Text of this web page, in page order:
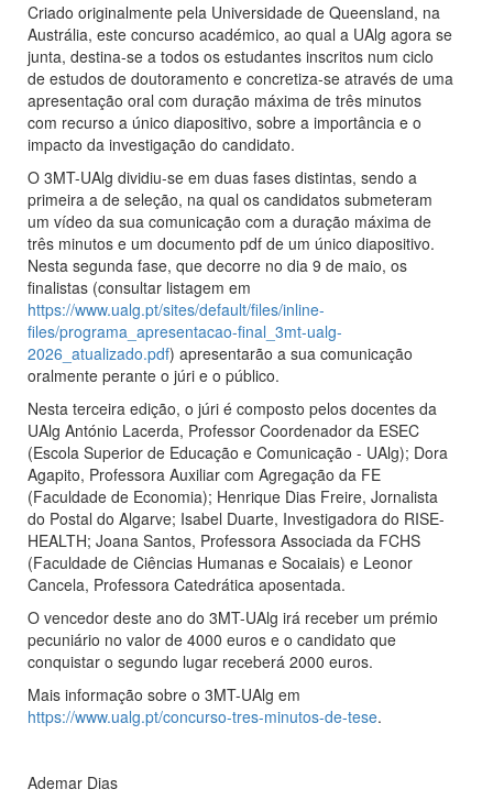
Criado originalmente pela Universidade de Queensland, na
Austrália, este concurso académico, ao qual a UAlg agora se
junta, destina-se a todos os estudantes inscritos num ciclo
de estudos de doutoramento e concretiza-se através de uma
apresentação oral com duração máxima de três minutos
com recurso a único diapositivo, sobre a importância e o
impacto da investigação do candidato.
O 3MT-UAlg dividiu-se em duas fases distintas, sendo a
primeira a de seleção, na qual os candidatos submeteram
um vídeo da sua comunicação com a duração máxima de
três minutos e um documento pdf de um único diapositivo.
Nesta segunda fase, que decorre no dia 9 de maio, os
finalistas (consultar listagem em
https://www.ualg.pt/sites/default/files/inline-
files/programa_apresentacao-final_3mt-ualg-
2026_atualizado.pdf) apresentarão a sua comunicação
oralmente perante o júri e o público.
Nesta terceira edição, o júri é composto pelos docentes da
UAlg António Lacerda, Professor Coordenador da ESEC
(Escola Superior de Educação e Comunicação - UAlg); Dora
Agapito, Professora Auxiliar com Agregação da FE
(Faculdade de Economia); Henrique Dias Freire, Jornalista
do Postal do Algarve; Isabel Duarte, Investigadora do RISE-
HEALTH; Joana Santos, Professora Associada da FCHS
(Faculdade de Ciências Humanas e Socaiais) e Leonor
Cancela, Professora Catedrática aposentada.
O vencedor deste ano do 3MT-UAlg irá receber um prémio
pecuniário no valor de 4000 euros e o candidato que
conquistar o segundo lugar receberá 2000 euros.
Mais informação sobre o 3MT-UAlg em
https://www.ualg.pt/concurso-tres-minutos-de-tese.
Ademar Dias